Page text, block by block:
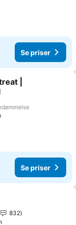
Se priser
|
Se priser
832